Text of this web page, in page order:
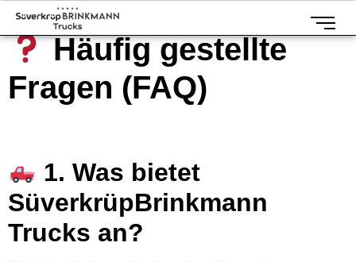
Häufig gestellte
Fragen (FAQ)
1. Was bietet
SüverkrüpBrinkmann
Trucks an?